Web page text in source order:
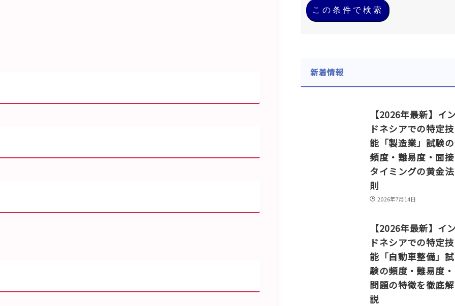
この条件で検索
新着情報
【2026年最新】イ
ドネシアでの特定技
能「製造業」試験の
頻度・難易度・面接
タイミングの黄金法
則
2026年7月14日
【2026年最新】イ
ドネシアでの特定技
能「自動車整備」試
験の頻度・難易度・
問題の特徴を徹底解
説